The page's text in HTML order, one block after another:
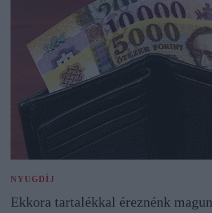
NYUGDÍJ
Ekkora tartalékkal éreznénk